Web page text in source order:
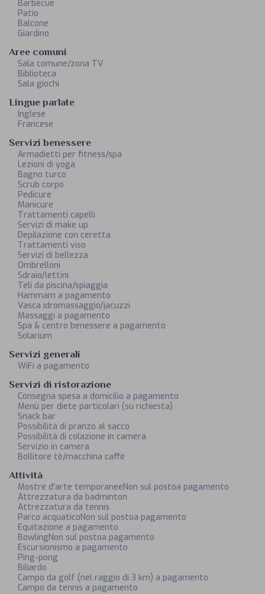
Barbecue
Patio
Balcone
Giardino
Aree comuni
Sala comune/zona TV
Biblioteca
Sala giochi
Lingue parlate
Inglese
Francese
Servizi benessere
Armadietti per fitness/spa
Lezioni di yoga
Bagno turco
Scrub corpo
Pedicure
Manicure
Trattamenti capelli
Servizi di make up
Depilazione con ceretta
Trattamenti viso
Servizi di bellezza
Ombrelloni
Sdraio/lettini
Teli da piscina/spiaggia
Hammam a pagamento
Vasca idromassaggio/jacuzzi
Massaggi a pagamento
Spa & centro benessere a pagamento
Solarium
Servizi generali
WiFi a pagamento
Servizi di ristorazione
Consegna spesa a domicilio a pagamento
Menù per diete particolari (su richiesta)
Snack bar
Possibilità di pranzo al sacco
Possibilità di colazione in camera
Servizio in camera
Bollitore tè/macchina caffè
Attività
Mostre d'arte temporaneeNon sul postoa pagamento
Attrezzatura da badminton
Attrezzatura da tennis
Parco acquaticoNon sul postoa pagamento
Equitazione a pagamento
BowlingNon sul postoa pagamento
Escursionismo a pagamento
Ping-pong
Biliardo
Campo da golf (nel raggio di 3 km) a pagamento
Campo da tennis a pagamento